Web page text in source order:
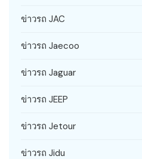
ข่าวรถ JAC
ข่าวรถ Jaecoo
ข่าวรถ Jaguar
ข่าวรถ JEEP
ข่าวรถ Jetour
ข่าวรถ Jidu